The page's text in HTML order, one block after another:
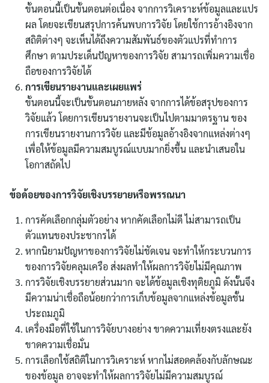
ค้นหา
สำหรับ:
ขั้นตอนนี้เป็นขั้นตอนต่อเนื่อง จากการวิเคราะห์ข้อมูลและแปร
ผล โดยจะเขียนสรุปการค้นพบการวิจัย โดยใช้การอ้างอิงจาก
สถิติต่างๆ จะเห็นได้ถึงความสัมพันธ์ของตัวแปรที่ทำการ
ศึกษา ตามประเด็นปัญหาของการวิจัย สามารถเพิ่มความเชื่อ
ถือของการวิจัยได้
การเขียนรายงานและเผยแพร่
ขั้นตอนนี้จะเป็นขั้นตอนภายหลัง จากการได้ข้อสรุปของการ
วิจัยแล้ว โดยการเขียนรายงานจะเป็นไปตามมาตรฐาน ของ
การเขียนรายงานการวิจัย และมีข้อมูลอ้างอิงจากแหล่งต่างๆ
เพื่อให้ข้อมูลมีความสมบูรณ์แบบมากยิ่งขึ้น และนำเสนอใน
โอกาสถัดไป
ข้อด้อยของการวิจัยเชิงบรรยายหรือพรรณนา
การคัดเลือกกลุ่มตัวอย่าง หากคัดเลือกไม่ดี ไม่สามารถเป็น
ตัวแทนของประชากรได้
หากนิยามปัญหาของการวิจัยไม่ชัดเจน จะทำให้กระบวนการ
ของการวิจัยคลุมเครือ ส่งผลทำให้ผลการวิจัยไม่มีคุณภาพ
การวิจัยเชิงบรรยายส่วนมาก จะได้ข้อมูลเชิงทุติยภูมิ ดังนั้นจึง
มีความน่าเชื่อถือน้อยกว่าการเก็บข้อมูลจากแหล่งข้อมูลชั้น
ประถมภูมิ
เครื่องมือที่ใช้ในการวิจัยบางอย่าง ขาดความเที่ยงตรงและยัง
ขาดความเชื่อมั่น
การเลือกใช้สถิติในการวิเคราะห์ หากไม่สอดคล้องกับลักษณะ
ของข้อมูล อาจจะทำให้ผลการวิจัยไม่มีความสมบูรณ์